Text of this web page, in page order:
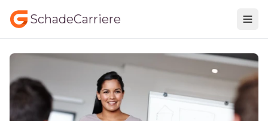
SchadeCarriere